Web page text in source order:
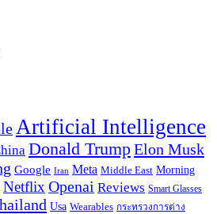
Artificial Intelligence
Donald TrumpElon Musk
Google Iran Meta Middle East Morning
Netflix Openai Reviews Smart Glasses
Usa Wearables กระทรวงการต่าง